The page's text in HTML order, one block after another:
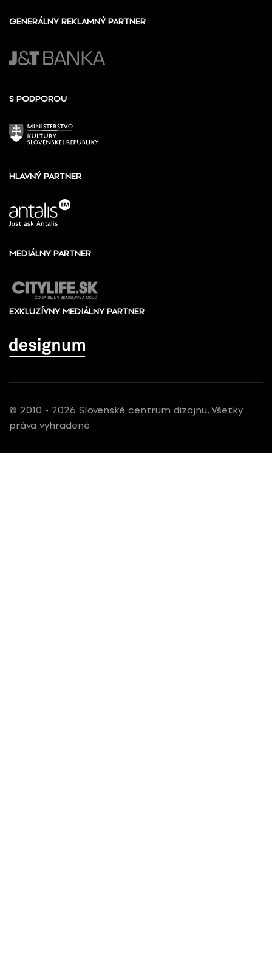
GENERÁLNY REKLAMNÝ PARTNER
S PODPOROU
HLAVNÝ PARTNER
MEDIÁLNY PARTNER
EXKLUZÍVNY MEDIÁLNY PARTNER
© 2010 - 2026 Slovenské centrum dizajnu, Všetky
práva vyhradené